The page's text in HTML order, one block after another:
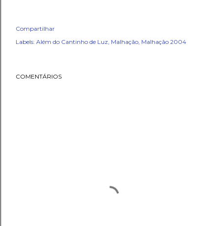
Compartilhar
Labels: Além do Cantinho de Luz Malhação Malhação 2004
COMENTÁRIOS